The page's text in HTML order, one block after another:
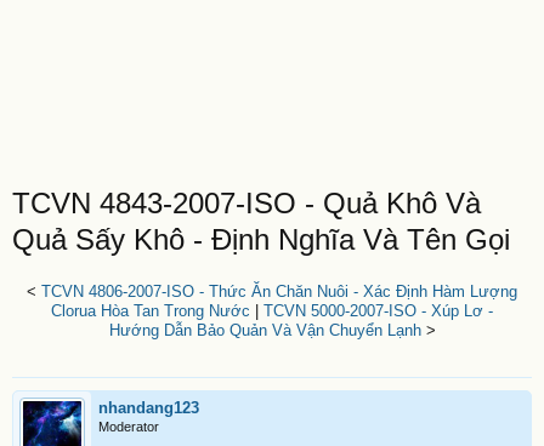
TCVN 4843-2007-ISO - Quả Khô Và
Quả Sấy Khô - Định Nghĩa Và Tên Gọi
< TCVN 4806-2007-ISO - Thức Ăn Chăn Nuôi - Xác Định Hàm Lượng
Clorua Hòa Tan Trong Nước
TCVN 5000-2007-ISO - Xúp Lơ -
Hướng Dẫn Bảo Quản Và Vận Chuyển Lạnh>
nhandang123
Moderator